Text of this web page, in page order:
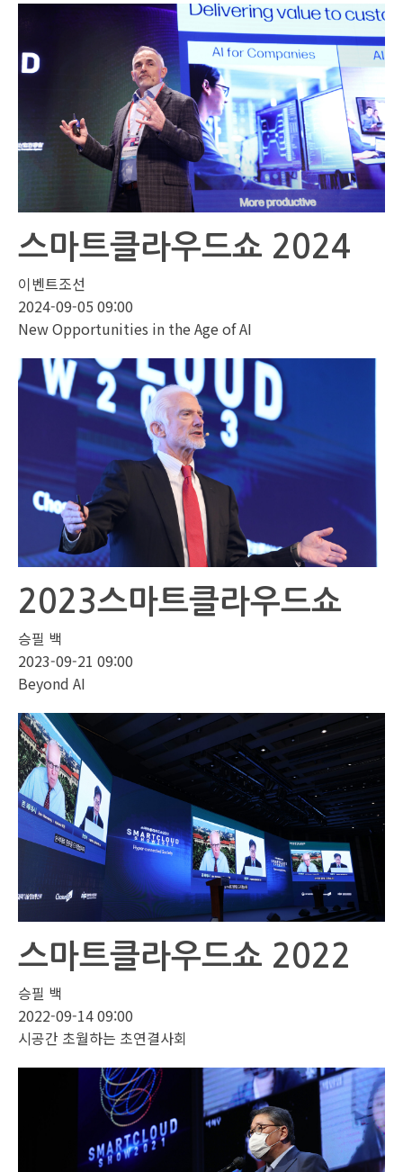
스마트클라우드쇼 2024
이벤트조선
2024-09-05 09:00
New Opportunities in the Age of AI
2023스마트클라우드쇼
승필 백
2023-09-21 09:00
Beyond AI
스마트클라우드쇼 2022
승필 백
2022-09-14 09:00
시공간 초월하는 초연결사회